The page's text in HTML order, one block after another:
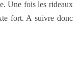
Une fois les rideaux
fort. A suivre donc